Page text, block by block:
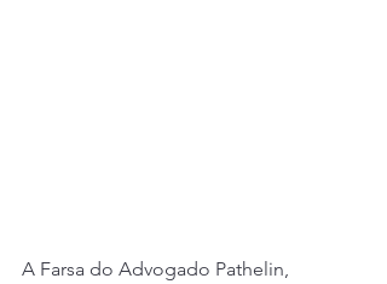
A Farsa do Advogado Pathelin,